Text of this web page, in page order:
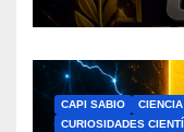
CAPI SABIO
CURIOSIDADES